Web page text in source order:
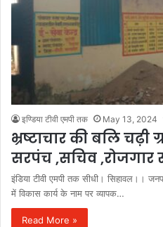
इण्डिया टीवी एमपी तक May 13, 2024
भ्रष्टाचार की बलि
सरपंच ,सचिव ,रोजगार
इंडिया टीवी एमपी तक सीधी। सिहावल।।
में विकास कार्य के नाम पर व्यापक…
Read More »